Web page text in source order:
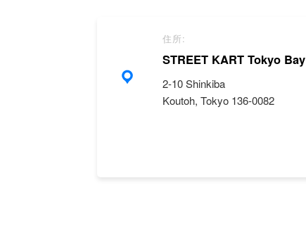
住所:
STREET KART Tokyo Bay
2-10 Shinkiba
Koutoh, Tokyo 136-0082